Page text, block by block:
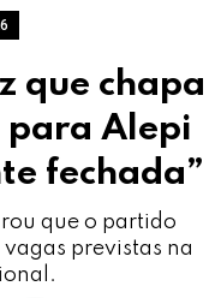
que chapa
para Alepi
fechada”
que o partido
previstas na